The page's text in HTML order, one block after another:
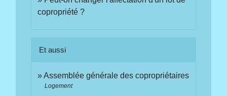
copropriété ?
Et aussi
Assemblée générale des copropriétaires
Logement